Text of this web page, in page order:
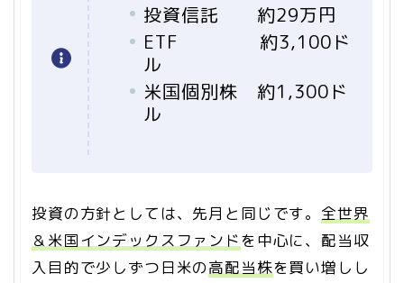
投資信託 約29万円
ETF 約3,100ド
ル
米国個別株 約1,300ド
ル
投資の方針としては、先月と同じです。 全世界
＆米国インデックスファンドを中心に、配当収
入目的で少しずつ日米の高配当株を買い増しし